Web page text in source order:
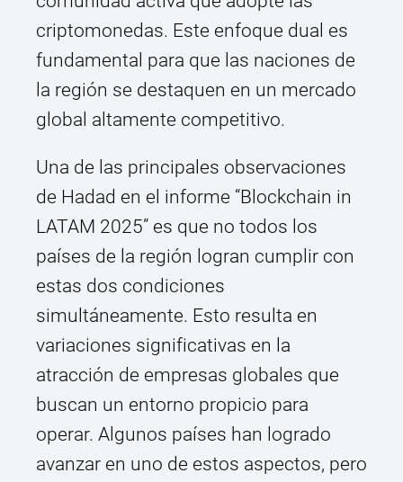
criptomonedas. Este enfoque dual es
fundamental para que las naciones de
la región se destaquen en un mercado
global altamente competitivo.
Una de las principales observaciones
de Hadad en el informe “Blockchain in
LATAM 2025” es que no todos los
países de la región logran cumplir con
estas dos condiciones
simultáneamente. Esto resulta en
variaciones significativas en la
atracción de empresas globales que
buscan un entorno propicio para
operar. Algunos países han logrado
avanzar en uno de estos aspectos, pero